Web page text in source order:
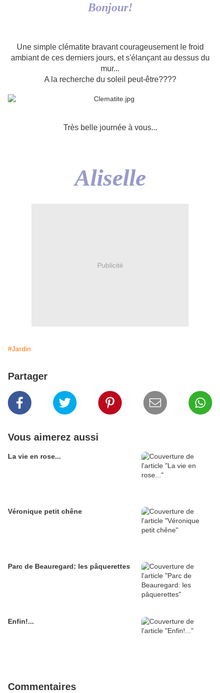
Bonjour!
Une simple clématite bravant courageusement le froid
ambiant de ces derniers jours, et s'élançant au dessus du
mur...
A la recherche du soleil peut-être????
Très belle journée à vous...
Aliselle
Publicité
#Jardin
Partager
Vous aimerez aussi
La vie en rose...
Véronique petit chêne
Parc de Beauregard: les pâquerettes
Enfin!...
Commentaires